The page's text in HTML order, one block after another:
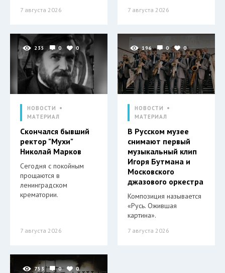
7 августа 2026 7 августа 2026
235 0 0
НОВОСТИ
МАТЕРИАЛ
Скончался бывший
ректор "Мухи"
Николай Марков
Сегодня с покойным
прощаются в
ленинградском
крематории.
7 августа 2026
196 0 0
НОВОСТИ
МАТЕРИАЛ
В Русском музее
снимают первый
музыкальный клип
Игоря Бутмана и
Московского
джазового оркестра
Композиция называется
«Русь. Ожившая
картина».
7 августа 2026
753 0 0